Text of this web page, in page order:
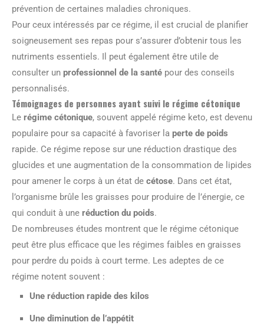
prévention de certaines maladies chroniques.
Pour ceux intéressés par ce régime, il est crucial de planifier
soigneusement ses repas pour s’assurer d’obtenir tous les
nutriments essentiels. Il peut également être utile de
consulter un professionnel de la santé pour des conseils
personnalisés.
Témoignages de personnes ayant suivi le régime cétonique
Le régime cétonique, souvent appelé régime keto, est devenu
populaire pour sa capacité à favoriser la perte de poids
rapide. Ce régime repose sur une réduction drastique des
glucides et une augmentation de la consommation de lipides
pour amener le corps à un état de cétose. Dans cet état,
l’organisme brûle les graisses pour produire de l’énergie, ce
qui conduit à une réduction du poids.
De nombreuses études montrent que le régime cétonique
peut être plus efficace que les régimes faibles en graisses
pour perdre du poids à court terme. Les adeptes de ce
régime notent souvent :
Une réduction rapide des kilos
Une diminution de l’appétit